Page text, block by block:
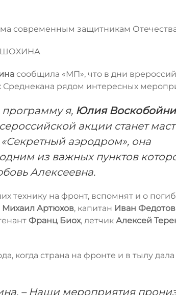
современным защитникам
ШОХИНА
сообщила «МП», что в дни
Среднекана рядом интересных
я, Юлия
акции станет
«Секретный аэродром», она
из важных пунктов
Алексеевна.
технику на фронт, вспомнят и о
Михаил Артюхов, капитан Иван Федотов
Франц Биох, летчик Алексей
когда страна на фронте и в тылу
– Наши мероприятия